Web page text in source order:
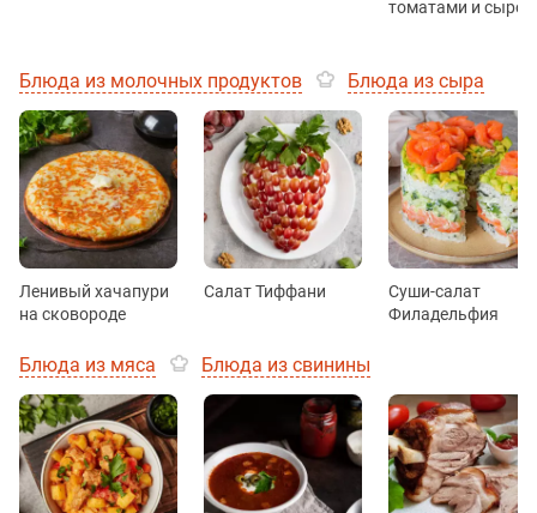
томатами и сыром
Блюда из молочных продуктов Блюда из сыра
Ленивый хачапури
на сковороде
Салат Тиффани
Суши-салат
Филадельфия
Блюда из мяса Блюда из свинины